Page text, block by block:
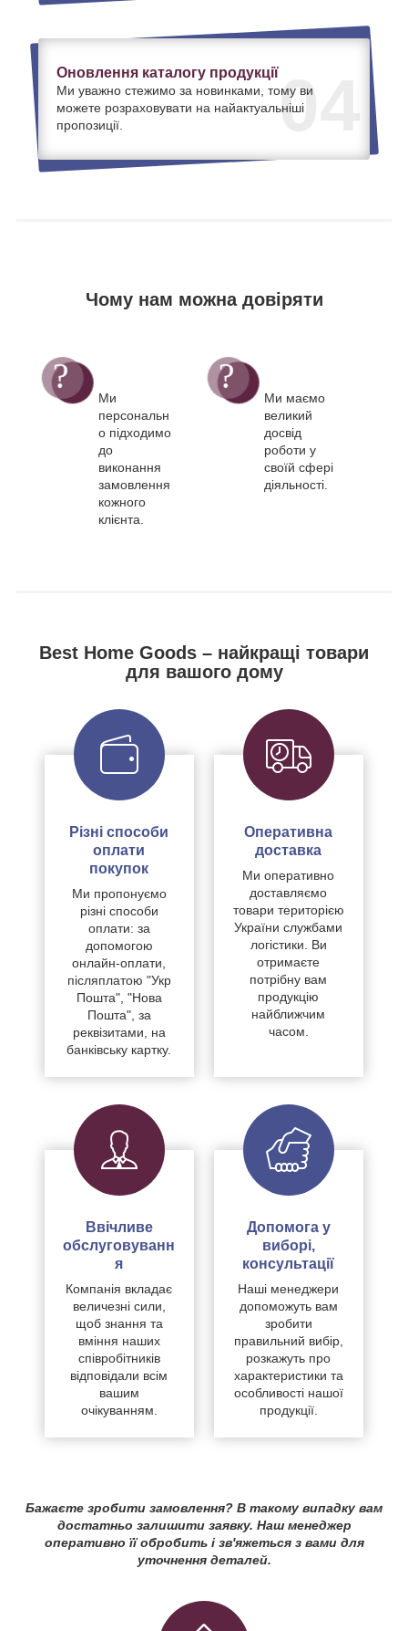
04
Оновлення каталогу продукції
Ми уважно стежимо за новинками, тому ви
можете розраховувати на найактуальніші
пропозиції.
Чому нам можна довіряти
Ми
персональн
о підходимо
до
виконання
замовлення
кожного
клієнта.
Ми маємо
великий
досвід
роботи у
своїй сфері
діяльності.
Best Home Goods – найкращі товари
для вашого дому
Різні способи
оплати
покупок
Ми пропонуємо
різні способи
оплати: за
допомогою
онлайн-оплати,
післяплатою "Укр
Пошта", "Нова
Пошта", за
реквізитами, на
банківську картку.
Оперативна
доставка
Ми оперативно
доставляємо
товари територією
України службами
логістики. Ви
отримаєте
потрібну вам
продукцію
найближчим
часом.
Ввічливе
обслуговуванн
я
Компанія вкладає
величезні сили,
щоб знання та
вміння наших
співробітників
відповідали всім
вашим
очікуванням.
Допомога у
виборі,
консультації
Наші менеджери
допоможуть вам
зробити
правильний вибір,
розкажуть про
характеристики та
особливості нашої
продукції.
Бажаєте зробити замовлення? В такому випадку вам
достатньо залишити заявку. Наш менеджер
оперативно її обробить і зв'яжеться з вами для
уточнення деталей.